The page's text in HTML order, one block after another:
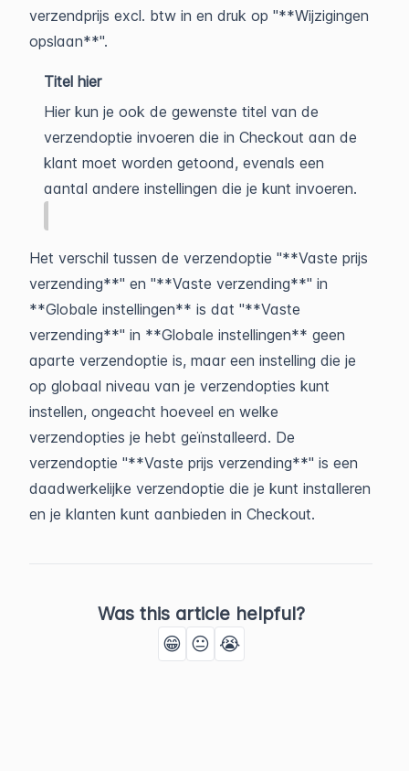
verzendprijs excl. btw in en druk op "**Wijzigingen
opslaan**".
Titel hier
Hier kun je ook de gewenste titel van de
verzendoptie invoeren die in Checkout aan de
klant moet worden getoond, evenals een
aantal andere instellingen die je kunt invoeren.
Het verschil tussen de verzendoptie "**Vaste prijs
verzending**" en "**Vaste verzending**" in
**Globale instellingen** is dat "**Vaste
verzending**" in **Globale instellingen** geen
aparte verzendoptie is, maar een instelling die je
op globaal niveau van je verzendopties kunt
instellen, ongeacht hoeveel en welke
verzendopties je hebt geïnstalleerd. De
verzendoptie "**Vaste prijs verzending**" is een
daadwerkelijke verzendoptie die je kunt installeren
en je klanten kunt aanbieden in Checkout.
Was this article helpful?
😁 😐 😭